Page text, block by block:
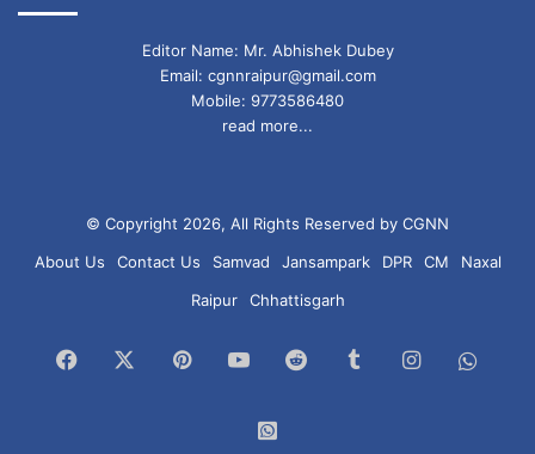
Editor Name: Mr. Abhishek Dubey
Email: cgnnraipur@gmail.com
Mobile: 9773586480
read more...
© Copyright 2026, All Rights Reserved by CGNN
About Us
Contact Us Samvad Jansampark DPR CM
Naxal
Raipur
Chhattisgarh
Facebook PinterestYouTubeReddit TumblrInstagram